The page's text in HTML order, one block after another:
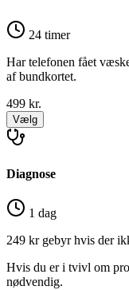
24 timer
Har telefonen fået
af bundkortet.
499 kr.
Vælg
Diagnose
1 dag
249 kr gebyr hvis der
Hvis du er i tvivl om
nødvendig.